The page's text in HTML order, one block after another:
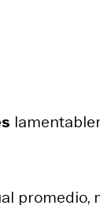
promedio,